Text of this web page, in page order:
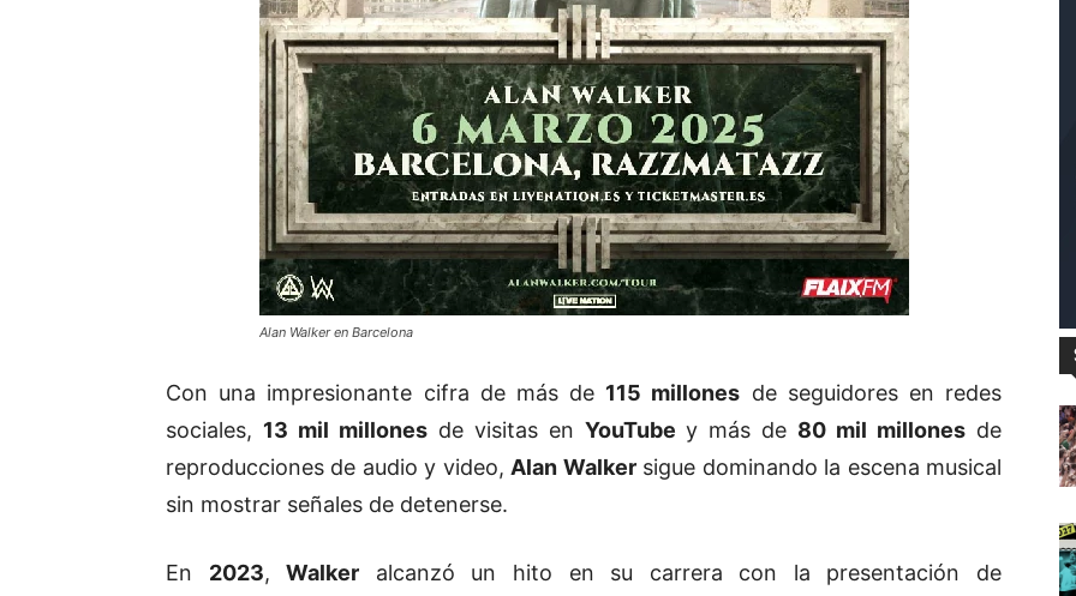
Alan Walker en Barcelona
Con una impresionante cifra de más de 115 millones de seguidores en redes
sociales, 13 mil millonesde visitas en YouTube y más de 80 mil millones de
reproducciones de audio y video, Alan Walkersigue dominando la escena musical
sin mostrar señales de detenerse.
En 2023,Walker alcanzó un hito en su carrera con la presentación de